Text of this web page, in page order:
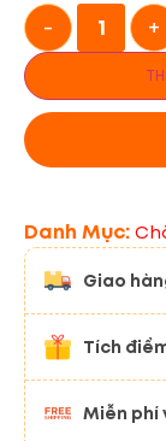
- +
Danh Mục:
Giao
Tích
Miễn phí